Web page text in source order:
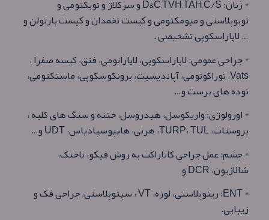
* زنان: D&C,TVH,TAH,C/S و سرکلاژ و توبکتومی و
توبوپلاستی و میومکتومی و کیست تخمدان و کیست بارتولن و
… لاپاراسکوپی تشخیصی .
* جراحی عمومی: لاپاراسکوپی، لاپاراتومی، فتق، کیسه صفرا ،
Vats، توراکوتومی، آپاندیسیت، برونکوسکوپی، ماستکتومی،
توده های برست و…
* اورولوژی: واریکوسل، هیدروسل، ختنه و سنگ های کلیه ،
پروستات، TURP، TUL، هرنی، هایپوسپادیاس، UDT و…
* چشم: عمل جراحی کاتاراکت به روش فیکو، ناخنک،
شالازیون، DCR و
* ENT: رینوپلاستی، لوزه، VT ، سپتوپلاستی، جراحی فک و
زیبایی.